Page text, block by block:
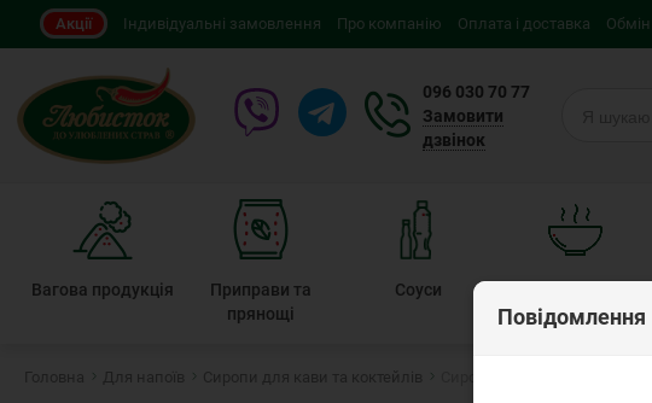
Акції Індивідуальні замовлення Про компанію Оплата і доставка
096 030 70 77
Замовити
дзвінок
Вагова продукція
Приправи та
прянощі
Соуси
смачно
Повідомлення